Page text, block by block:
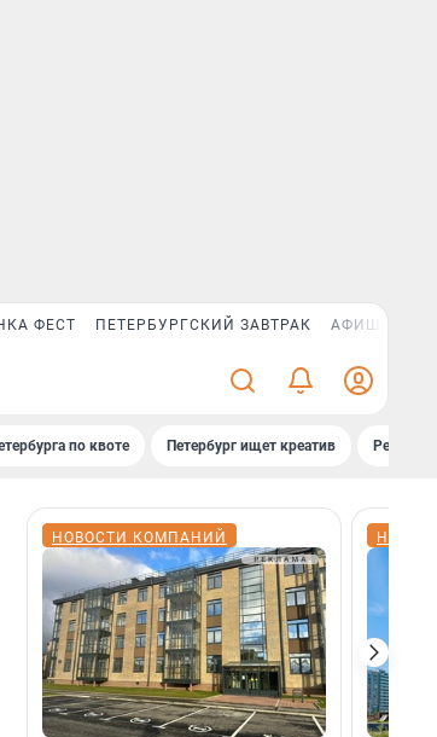
ФЕСТ ПЕТЕРБУРГСКИЙ ЗАВТРАК АФИША PLUS
по квоте Петербург ищет креатив
НОВОСТИ КОМПАНИЙ